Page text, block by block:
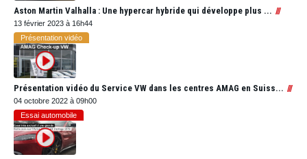
Aston Martin Valhalla : Une hypercar hybride qui développe plus ...
13 février 2023 à 16h44
Présentation vidéo
Présentation vidéo du Service VW dans les centres AMAG en Suiss...
04 octobre 2022 à 09h00
Essai automobile